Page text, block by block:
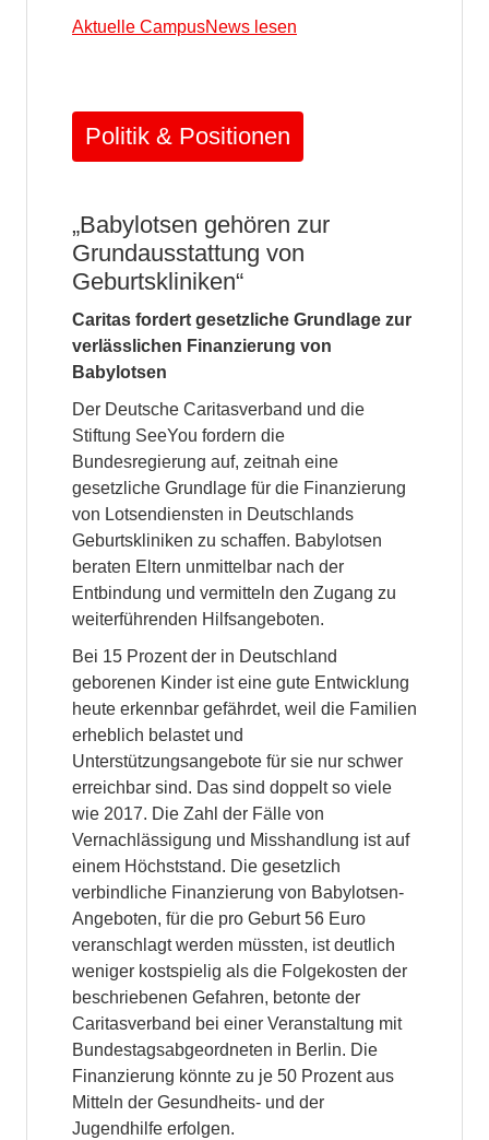
Aktuelle CampusNews lesen
Politik & Positionen
„Babylotsen gehören zur
Grundausstattung von
Geburtskliniken“
Caritas fordert gesetzliche Grundlage zur
verlässlichen Finanzierung von
Babylotsen
Der Deutsche Caritasverband und die
Stiftung SeeYou fordern die
Bundesregierung auf, zeitnah eine
gesetzliche Grundlage für die Finanzierung
von Lotsendiensten in Deutschlands
Geburtskliniken zu schaffen. Babylotsen
beraten Eltern unmittelbar nach der
Entbindung und vermitteln den Zugang zu
weiterführenden Hilfsangeboten.
Bei 15 Prozent der in Deutschland
geborenen Kinder ist eine gute Entwicklung
heute erkennbar gefährdet, weil die Familien
erheblich belastet und
Unterstützungsangebote für sie nur schwer
erreichbar sind. Das sind doppelt so viele
wie 2017. Die Zahl der Fälle von
Vernachlässigung und Misshandlung ist auf
einem Höchststand. Die gesetzlich
verbindliche Finanzierung von Babylotsen-
Angeboten, für die pro Geburt 56 Euro
veranschlagt werden müssten, ist deutlich
weniger kostspielig als die Folgekosten der
beschriebenen Gefahren, betonte der
Caritasverband bei einer Veranstaltung mit
Bundestagsabgeordneten in Berlin. Die
Finanzierung könnte zu je 50 Prozent aus
Mitteln der Gesundheits- und der
Jugendhilfe erfolgen.